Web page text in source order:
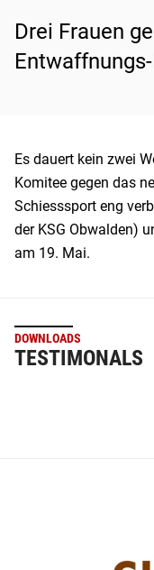
Drei Frauen
Es dauert kein zwei
Komitee gegen das
Schiesssport eng
der KSG Obwalden)
am 19. Mai.
DOWNLOADS
TESTIMONALS